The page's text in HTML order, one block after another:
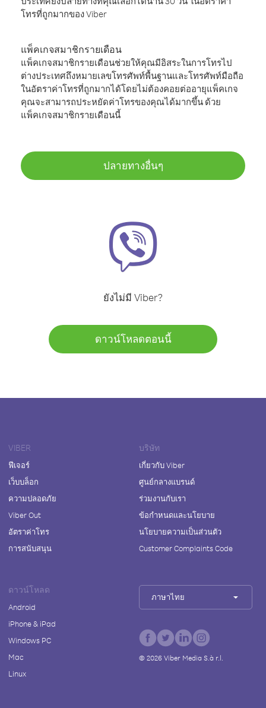
โทรที่ถูกมากของ Viber
แพ็คเกจสมาชิกรายเดือน
แพ็คเกจสมาชิกรายเดือนช่วยให้คุณมีอิสระในการโทรไป
ต่างประเทศถึงหมายเลขโทรศัพท์พื้นฐานและโทรศัพท์มือถือ
ในอัตราค่าโทรที่ถูกมากได้โดยไม่ต้องคอยต่ออายุแพ็คเกจ
คุณจะสามารถประหยัดค่าโทรของคุณได้มากขึ้น ด้วย
แพ็คเกจสมาชิกรายเดือนนี้
ปลายทางอื่นๆ
ยังไม่มี Viber?
ดาวน์โหลดตอนนี้
VIBER
ฟีเจอร์
เว็บบล็อก
ความปลอดภัย
Viber Out
อัตราค่าโทร
การสนับสนุน
บริษัท
เกี่ยวกับ Viber
ศูนย์กลางแบรนด์
ร่วมงานกับเรา
ข้อกำหนดและนโยบาย
นโยบายความเป็นส่วนตัว
Customer Complaints Code
ดาวน์โหลด
Android
iPhone & iPad
Windows PC
Mac
Linux
ภาษาไทย
© 2026Viber Media S.à r.l.